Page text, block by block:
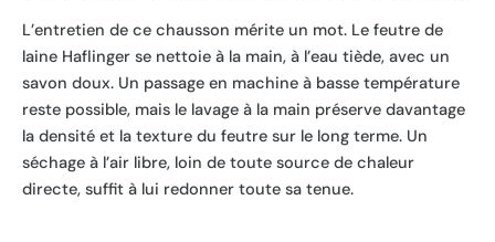
L’entretien de ce chausson mérite un mot. Le feutre de
laine Haflinger se nettoie à la main, à l’eau tiède, avec un
savon doux. Un passage en machine à basse température
reste possible, mais le lavage à la main préserve davantage
la densité et la texture du feutre sur le long terme. Un
séchage à l’air libre, loin de toute source de chaleur
directe, suffit à lui redonner toute sa tenue.